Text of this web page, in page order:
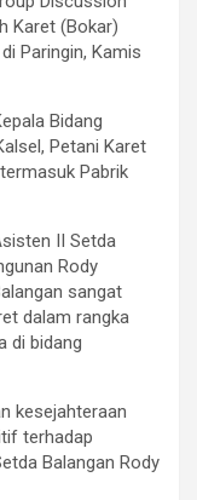
Karet (Bokar)
Paringin, Kamis
Bidang
Petani Karet
Pabrik
II Setda
Rody
sangat
dalam rangka
di bidang
kesejahteraan
terhadap
Balangan Rody